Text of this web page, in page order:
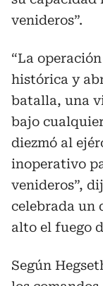
venideros”.
“La
histórica y
batalla, una
bajo
diezmó al
inoperativo
venideros”,
celebrada un
alto el fuego
Según